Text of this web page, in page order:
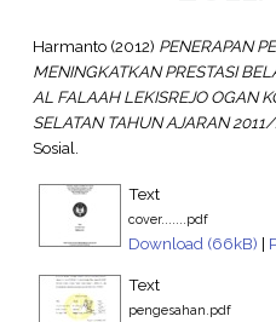
Harmanto(2012) PENERAPAN
MENINGKATKAN PRESTASI
AL FALAAH LEKISREJO OGAN
SELATAN TAHUN AJARAN 2011/
Sosial.
Text
cover.......pdf
Download (66kB) |
Text
pengesahan.pdf